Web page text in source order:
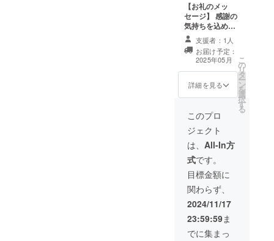
【お礼のメッ
セージ】 感謝の
気持ちを込め
て、お礼のメッ
セージをお送り
します。
支援者：1人
お届け予定：
2025年05月
詳細を見る
こ
の
リ
タ
ー
ン
を
選
択
す
る
このプロ
ジェクト
は、 All-In方
式です。
目標金額に
関わらず、
2024/11/17
23:59:59ま
でに集まっ